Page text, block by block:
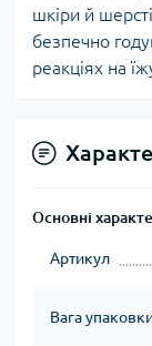
шкіри й
безпечно
реакціях на
Основні
Артикул
Вага